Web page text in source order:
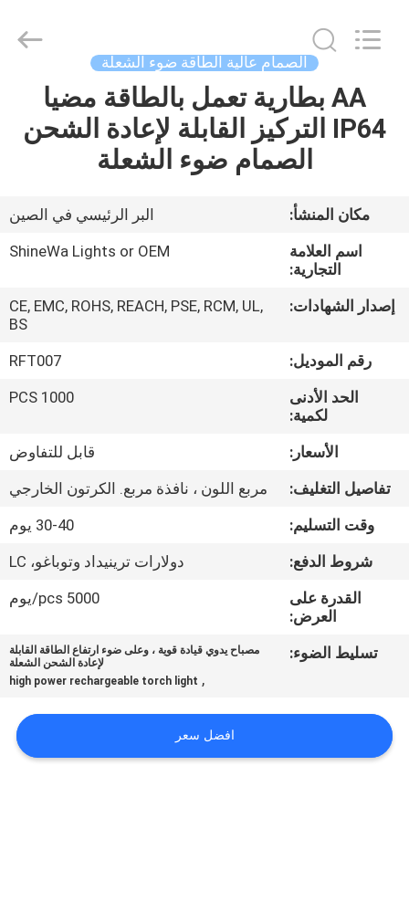
المنزل
المنتجات
فيديوهات
المصنع
مراقبة
الجودة
اتصل
خريطة
الصمام عالية الطاقة ضوء الشعلة
AA بطارية تعمل بالطاقة مضيا
IP64 التركيز القابلة لإعادة الشحن
الصمام ضوء الشعلة
مكان المنشأ:
البر الرئيسي في الصين
اسم العلامة
التجارية:
ShineWa Lights or OEM
إصدار الشهادات:
CE, EMC, ROHS, REACH, PSE, RCM, UL,
BS
رقم الموديل:
RFT007
الحد الأدنى
لكمية:
1000 PCS
الأسعار:
قابل للتفاوض
تفاصيل التغليف:
مربع اللون ، نافذة مربع. الكرتون الخارجي
وقت التسليم:
30-40 يوم
شروط الدفع:
دولارات ترينيداد وتوباغو، LC
القدرة على
العرض:
5000 pcs/يوم
تسليط الضوء:
مصباح يدوي قيادة قوية ، وعلى ضوء ارتفاع الطاقة القابلة
لإعادة الشحن الشعلة
,
high power rechargeable torch light
افضل سعر